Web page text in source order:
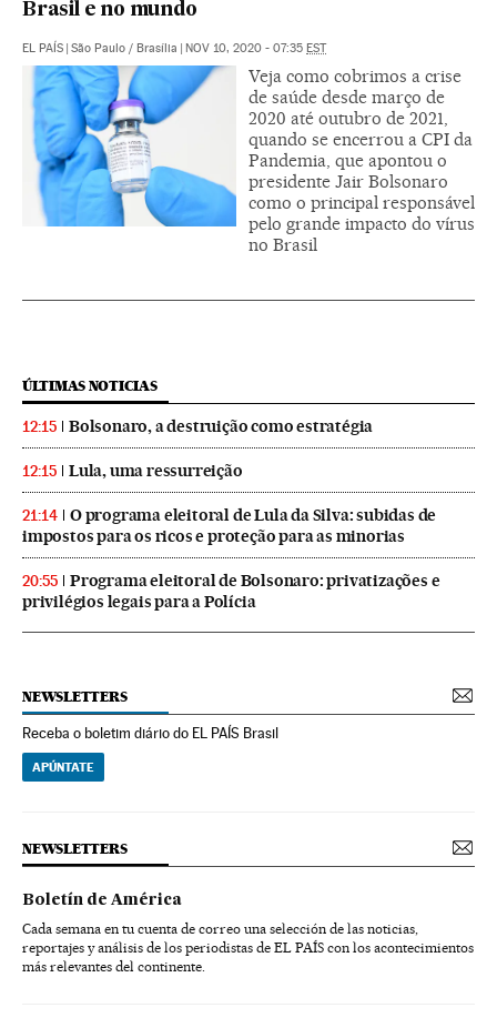
Brasil e no mundo
EL PAÍS | São Paulo / Brasília | NOV 10, 2020 - 07:35 EST
Veja como cobrimos a crise
de saúde desde março de
2020 até outubro de 2021,
quando se encerrou a CPI da
Pandemia, que apontou o
presidente Jair Bolsonaro
como o principal responsável
pelo grande impacto do vírus
no Brasil
ÚLTIMAS NOTICIAS
12:15 Bolsonaro, a destruição como estratégia
12:15 Lula, uma ressurreição
21:14
O programa eleitoral de Lula da Silva: subidas de
impostos para os ricos e proteção para as minorias
20:55
Programa eleitoral de Bolsonaro: privatizações e
privilégios legais para a Polícia
NEWSLETTERS
Receba o boletim diário do EL PAÍS Brasil
APÚNTATE
NEWSLETTERS
Boletín de América
Cada semana en tu cuenta de correo una selección de las noticias,
reportajes y análisis de los periodistas de EL PAÍS con los acontecimientos
más relevantes del continente.